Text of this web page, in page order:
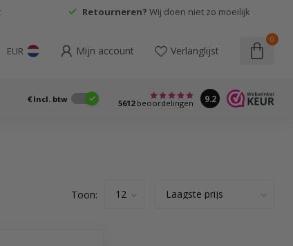
Retourneren? Wij doen niet zo moeilijk
EUR Mijn account Verlanglijst
0
€ Incl. btw 5612beoordelingen 9.2
Toon: